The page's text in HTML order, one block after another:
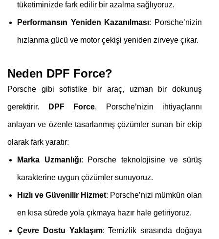
tüketiminizde fark edilir bir azalma sağlıyoruz.
Performansın Yeniden Kazanılması: Porsche’nizin
hızlanma gücü ve motor çekişi yeniden zirveye çıkar.
Neden DPF Force?
Porsche gibi sofistike bir araç, uzman bir dokunuş
gerektirir. DPF Force, Porsche’nizin ihtiyaçlarını
anlayan ve özenle tasarlanmış çözümler sunan bir ekip
olarak fark yaratır:
Marka Uzmanlığı: Porsche teknolojisine ve sürüş
karakterine uygun çözümler sunuyoruz.
Hızlı ve Güvenilir Hizmet: Porsche’nizi mümkün olan
en kısa sürede yola çıkmaya hazır hale getiriyoruz.
Çevre Dostu Yaklaşım: Temizlik sırasında doğaya